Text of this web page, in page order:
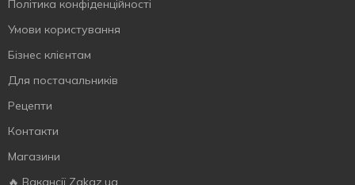
Політика конфіденційності
Умови користування
Бізнес клієнтам
Для постачальників
Рецепти
Контакти
Магазини
🔥 Вакансії Zakaz.ua